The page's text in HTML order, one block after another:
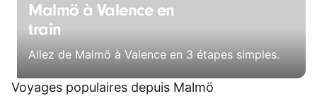
Malmö à Valence en
train
Allez de Malmö à Valence en 3 étapes simples.
Voyages populaires depuis Malmö